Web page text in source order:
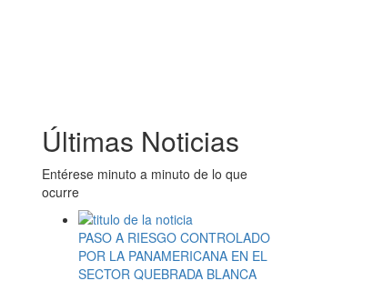
Últimas Noticias
Entérese minuto a minuto de lo que
ocurre
PASO A RIESGO CONTROLADO
POR LA PANAMERICANA EN EL
SECTOR QUEBRADA BLANCA